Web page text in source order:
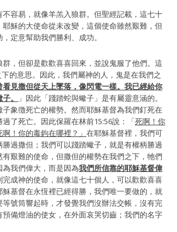
容易，就像羊羔入狼群。但聖經記載，這七十
穌的大使命從未改變，這個使命雖然艱難，但
定意幫助我們勝利、成功。
，但卻是歡歡喜喜回來，並說鬼服了他們。這
的意思。因此，我們屬神的人，鬼是在我們之
看見撒但從天上墜落，像閃電一樣。我已經給你
。
」因此「踐踏蛇與蠍子」是有屬靈意涵的。
象徴死亡的權勢。然而耶穌基督為我們釘死在
了死亡。因此保羅在林前15:56說：「死啊！你
！你的毒鉤在哪裡？」 在耶穌基督裡，我們可
過撒但；我們可以踐踏蠍子，就是有權柄勝過
艱難的使命，但撒但的權勢在我們之下，牠們
我們偉大，而是因為我們所信靠的耶穌基督偉
完成神的使命，就像這七十個人，可以歡歡喜喜
基督在永恆裡已經得勝，我們唯一要做的，就
號筒響起時，才發覺我們沒辦法交帳，沒有完
備燈油的使女，在外面哀哭切齒；我們的名字